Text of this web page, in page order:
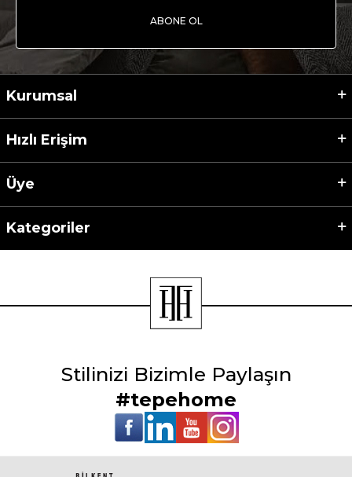
ABONE OL
Kurumsal
Hızlı Erişim
Üye
Kategoriler
Stilinizi Bizimle Paylaşın
#tepehome